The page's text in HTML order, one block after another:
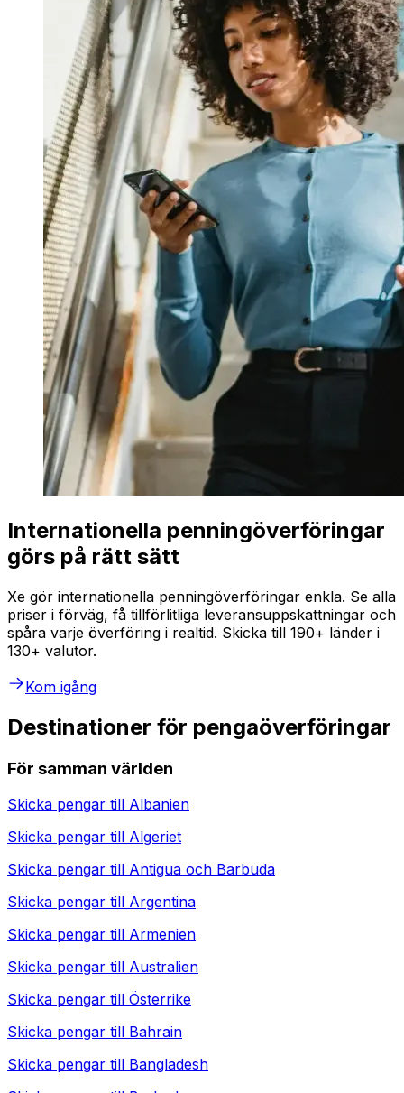
Internationella penningöverföringar
görs på rätt sätt
Xe gör internationella penningöverföringar enkla. Se alla
priser i förväg, få tillförlitliga leveransuppskattningar och
spåra varje överföring i realtid. Skicka till 190+ länder i
130+ valutor.
Kom igång
Destinationer för pengaöverföringar
För samman världen
Skicka pengar till Albanien
Skicka pengar till Algeriet
Skicka pengar till Antigua och Barbuda
Skicka pengar till Argentina
Skicka pengar till Armenien
Skicka pengar till Australien
Skicka pengar till Österrike
Skicka pengar till Bahrain
Skicka pengar till Bangladesh